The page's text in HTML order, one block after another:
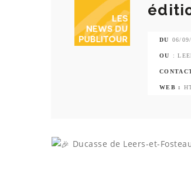
DU 06/
OU :
WEB :
Ducasse de Leers-et-